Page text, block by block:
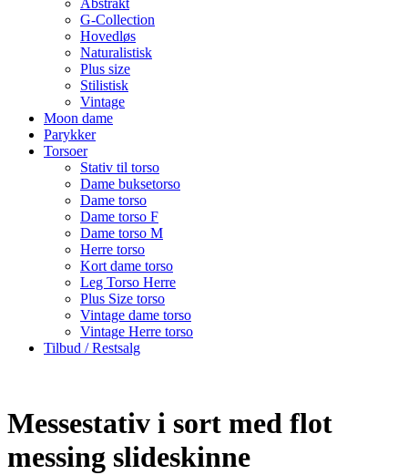
G-Collection
Hovedløs
Naturalistisk
Plus size
Stilistisk
Vintage
Moon dame
Parykker
Torsoer
Stativ til torso
Dame buksetorso
Dame torso
Dame torso F
Dame torso M
Herre torso
Kort dame torso
Leg Torso Herre
Plus Size torso
Vintage dame torso
Vintage Herre torso
Tilbud / Restsalg
Messestativ i sort med flot
messing slideskinne